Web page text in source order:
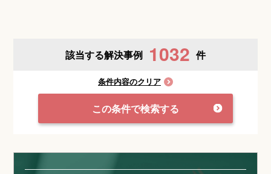
該当する解決事例 1032 件
条件内容のクリア
この条件で検索する